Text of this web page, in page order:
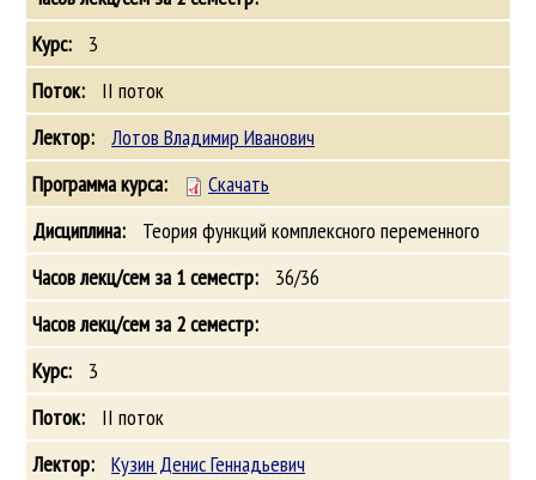
3
II поток
Лотов Владимир Иванович
Скачать
Теория функций комплексного переменного
36/36
3
II поток
Кузин Денис Геннадьевич